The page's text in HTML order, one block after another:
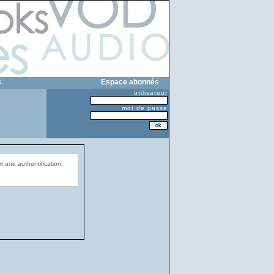
Espace abonnés
utilisateur
mot de passe
une authentification.